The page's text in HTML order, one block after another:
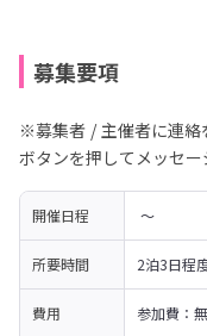
募集要項
※募集者 / 主催者に連絡
ボタンを押してメッセー
開催日程 〜
所要時間 2泊3日程
費用 参加費：